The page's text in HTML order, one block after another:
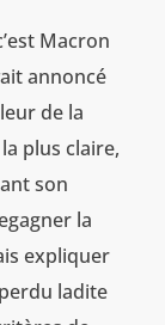
Macron
annoncé
de la
plus claire,
son
la
expliquer
ladite